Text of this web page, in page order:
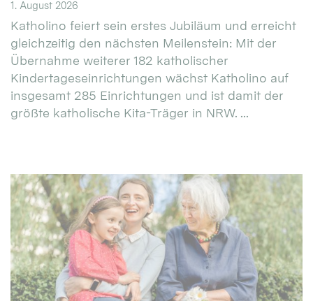
1. August 2026
Katholino feiert sein erstes Jubiläum und erreicht
gleichzeitig den nächsten Meilenstein: Mit der
Übernahme weiterer 182 katholischer
Kindertageseinrichtungen wächst Katholino auf
insgesamt 285 Einrichtungen und ist damit der
größte katholische Kita-Träger in NRW. ...